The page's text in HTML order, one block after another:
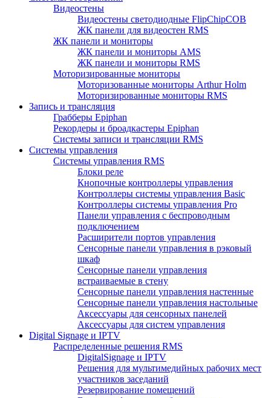
Видеостены
Видеостены светодиодные FlipChipCOB
ЖК панели для видеостен RMS
ЖК панели и мониторы
ЖК панели и мониторы AMS
ЖК панели и мониторы RMS
Моторизированные мониторы
Моторизованные мониторы Arthur Holm
Моторизированные мониторы RMS
Запись и трансляция
Грабберы Epiphan
Рекордеры и броадкастеры Epiphan
Системы записи и трансляции RMS
Системы управления
Системы управления RMS
Блоки реле
Кнопочные контроллеры управления
Контроллеры системы управления Basic
Контроллеры системы управления Pro
Панели управления с беспроводным
подключением
Расширители портов управления
Сенсорные панели управления в рэковый
шкаф
Сенсорные панели управления
встраиваемые в стену
Сенсорные панели управления настенные
Сенсорные панели управления настольные
Аксессуары для сенсорных панелей
Аксессуары для систем управления
Digital Signage и IPTV
Распределенные решения RMS
DigitalSignage и IPTV
Решения для мультимедийных рабочих мест
участников заседаний
Резервирование помещений